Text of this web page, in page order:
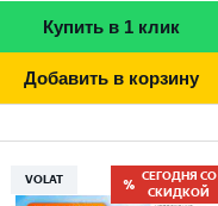
Купить в 1 клик
Добавить в корзину
VOLAT
СЕГОДНЯ СО
СКИДКОЙ